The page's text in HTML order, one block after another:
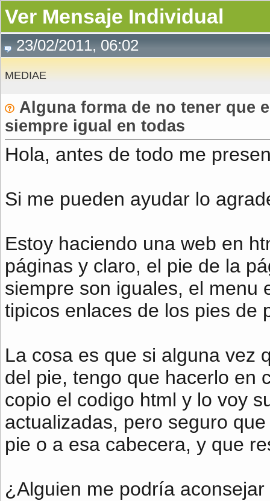
Ver Mensaje Individual
23/02/2011, 06:02
MEDIAE
Alguna forma de no tener que
siempre igual en todas
Hola, antes de todo me
Si me pueden ayudar lo
Estoy haciendo una web en
páginas y claro, el pie de la
siempre son iguales, el menu
tipicos enlaces de los pies de
La cosa es que si alguna vez
del pie, tengo que hacerlo en
copio el codigo html y lo voy
actualizadas, pero seguro
pie o a esa cabecera, y que
¿Alguien me podría